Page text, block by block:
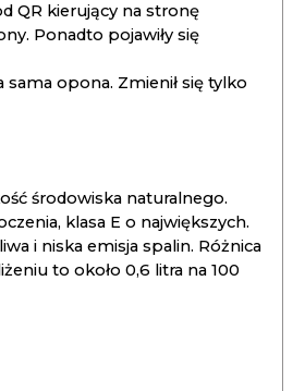
QR kierujący na stronę
Ponadto pojawiły się
opona. Zmienił się tylko
środowiska naturalnego.
klasa E o największych.
i niska emisja spalin. Różnica
to około 0,6 litra na 100